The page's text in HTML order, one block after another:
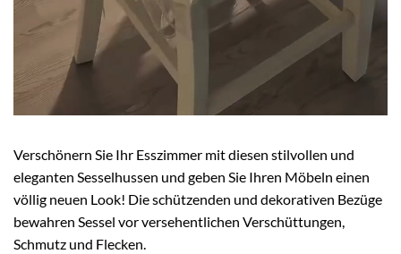
Verschönern Sie Ihr Esszimmer mit diesen stilvollen und
eleganten Sesselhussen und geben Sie Ihren Möbeln einen
völlig neuen Look! Die schützenden und dekorativen Bezüge
bewahren Sessel vor versehentlichen Verschüttungen,
Schmutz und Flecken.